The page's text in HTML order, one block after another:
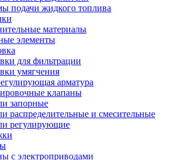
подачи жидкого топлива
материалы
элементы
для фильтрации
умягчения
арматура
клапаны
запорные
распределительные и смесительные
регулирующие
с электроприводами